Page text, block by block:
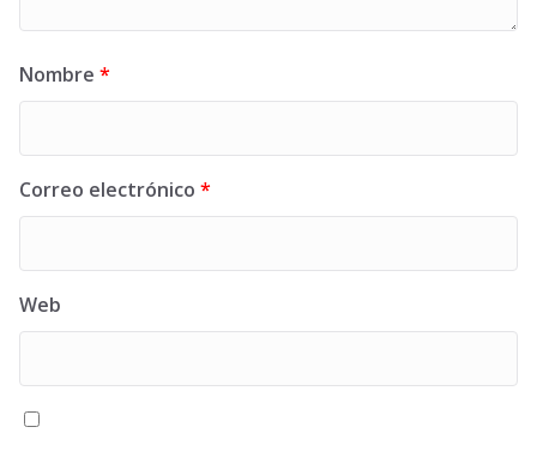
Nombre *
Correo electrónico *
Web